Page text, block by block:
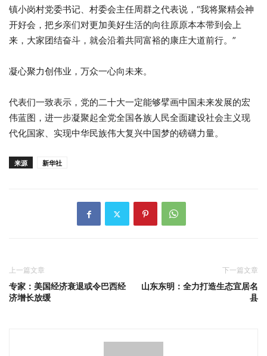
镇小岗村党委书记、村委会主任周群之代表说，“我将聚精会神
开好会，把乡亲们对更加美好生活的向往原原本本带到会上
来，大家团结奋斗，就会沿着共同富裕的康庄大道前行。”
凝心聚力创伟业，万众一心向未来。
代表们一致表示，党的二十大一定能够擘画中国未来发展的宏
伟蓝图，进一步凝聚起全党全国各族人民全面建设社会主义现
代化国家、实现中华民族伟大复兴中国梦的磅礴力量。
来源 新华社
上一篇文章
专家：美国经济衰退或令巴西经
济增长放缓
下一篇文章
山东东明：全力打造生态宜居名
县